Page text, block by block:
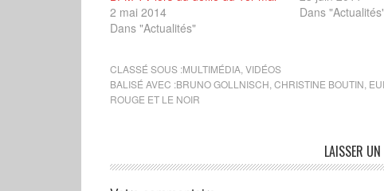
2 mai 2014
Dans "Actualités"
Dans
CLASSÉ SOUS :MULTIMÉDIA VIDÉOS
BALISÉ AVEC :BRUNO GOLLNISCH CHRISTINE BOUTIN
ROUGE ET LE NOIR
LAISSER